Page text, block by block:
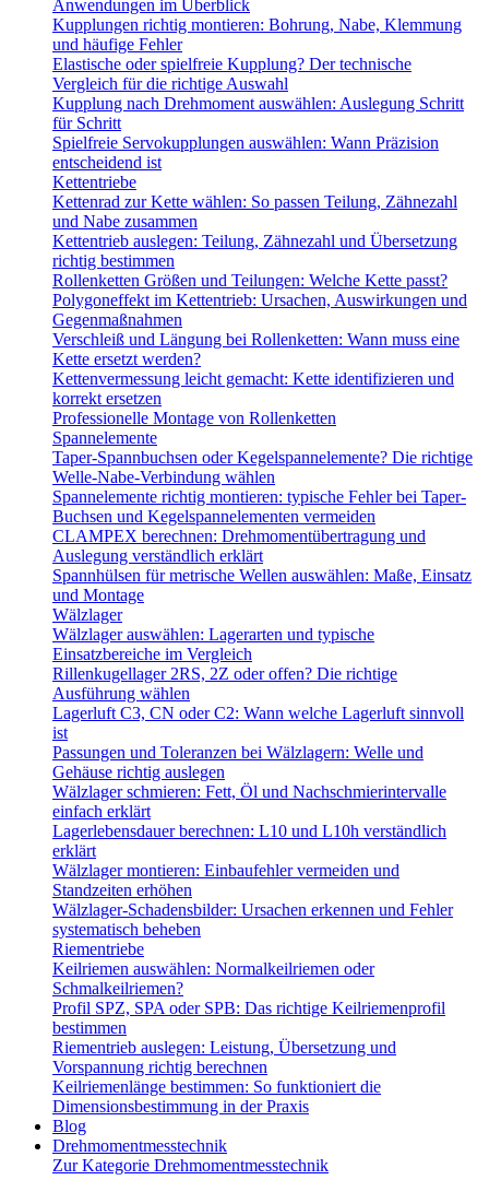
Anwendungen im Überblick
Kupplungen richtig montieren: Bohrung, Nabe, Klemmung
und häufige Fehler
Elastische oder spielfreie Kupplung? Der technische
Vergleich für die richtige Auswahl
Kupplung nach Drehmoment auswählen: Auslegung Schritt
für Schritt
Spielfreie Servokupplungen auswählen: Wann Präzision
entscheidend ist
Kettentriebe
Kettenrad zur Kette wählen: So passen Teilung, Zähnezahl
und Nabe zusammen
Kettentrieb auslegen: Teilung, Zähnezahl und Übersetzung
richtig bestimmen
Rollenketten Größen und Teilungen: Welche Kette passt?
Polygoneffekt im Kettentrieb: Ursachen, Auswirkungen und
Gegenmaßnahmen
Verschleiß und Längung bei Rollenketten: Wann muss eine
Kette ersetzt werden?
Kettenvermessung leicht gemacht: Kette identifizieren und
korrekt ersetzen
Professionelle Montage von Rollenketten
Spannelemente
Taper-Spannbuchsen oder Kegelspannelemente? Die richtige
Welle-Nabe-Verbindung wählen
Spannelemente richtig montieren: typische Fehler bei Taper-
Buchsen und Kegelspannelementen vermeiden
CLAMPEX berechnen: Drehmomentübertragung und
Auslegung verständlich erklärt
Spannhülsen für metrische Wellen auswählen: Maße, Einsatz
und Montage
Wälzlager
Wälzlager auswählen: Lagerarten und typische
Einsatzbereiche im Vergleich
Rillenkugellager 2RS, 2Z oder offen? Die richtige
Ausführung wählen
Lagerluft C3, CN oder C2: Wann welche Lagerluft sinnvoll
ist
Passungen und Toleranzen bei Wälzlagern: Welle und
Gehäuse richtig auslegen
Wälzlager schmieren: Fett, Öl und Nachschmierintervalle
einfach erklärt
Lagerlebensdauer berechnen: L10 und L10h verständlich
erklärt
Wälzlager montieren: Einbaufehler vermeiden und
Standzeiten erhöhen
Wälzlager-Schadensbilder: Ursachen erkennen und Fehler
systematisch beheben
Riementriebe
Keilriemen auswählen: Normalkeilriemen oder
Schmalkeilriemen?
Profil SPZ, SPA oder SPB: Das richtige Keilriemenprofil
bestimmen
Riementrieb auslegen: Leistung, Übersetzung und
Vorspannung richtig berechnen
Keilriemenlänge bestimmen: So funktioniert die
Dimensionsbestimmung in der Praxis
Blog
Drehmomentmesstechnik
Zur Kategorie Drehmomentmesstechnik